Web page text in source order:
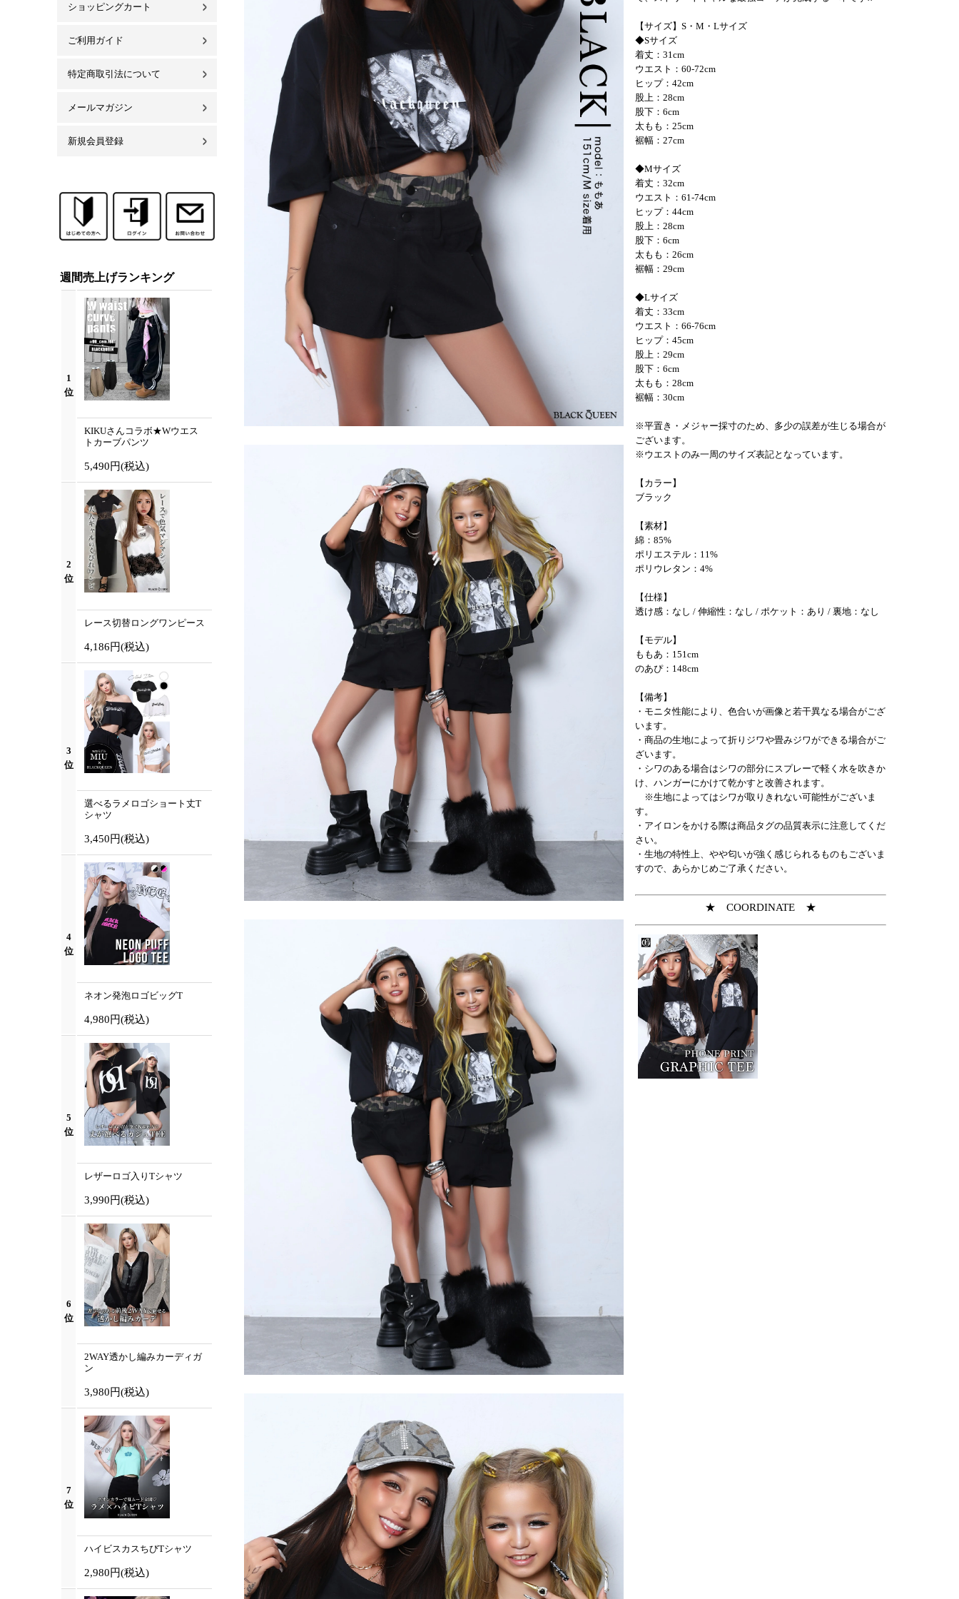
ショッピングカート
ご利用ガイド
特定商取引法について
メールマガジン
新規会員登録
週間売上げランキング
1
位
KIKUさんコラボ★Wウエス
トカーブパンツ
5,490円(税込)
2
位
レース切替ロングワンピース
4,186円(税込)
3
位
選べるラメロゴショート丈T
シャツ
3,450円(税込)
4
位
ネオン発泡ロゴビッグT
4,980円(税込)
5
位
レザーロゴ入りTシャツ
3,990円(税込)
6
位
2WAY透かし編みカーディガ
ン
3,980円(税込)
7
位
ハイビスカスちびTシャツ
2,980円(税込)
【サイズ】S・M・Lサイズ
◆Sサイズ
着丈：31cm
ウエスト：60-72cm
ヒップ：42cm
股上：28cm
股下：6cm
太もも：25cm
裾幅：27cm
◆Mサイズ
着丈：32cm
ウエスト：61-74cm
ヒップ：44cm
股上：28cm
股下：6cm
太もも：26cm
裾幅：29cm
◆Lサイズ
着丈：33cm
ウエスト：66-76cm
ヒップ：45cm
股上：29cm
股下：6cm
太もも：28cm
裾幅：30cm
※平置き・メジャー採寸のため、多少の誤差が生じる場合が
ございます。
※ウエストのみ一周のサイズ表記となっています。
【カラー】
ブラック
【素材】
綿：85%
ポリエステル：11%
ポリウレタン：4%
【仕様】
透け感：なし / 伸縮性：なし / ポケット：あり / 裏地：なし
【モデル】
ももあ：151cm
のあぴ：148cm
【備考】
・モニタ性能により、色合いが画像と若干異なる場合がござ
います。
・商品の生地によって折りジワや畳みジワができる場合がご
ざいます。
・シワのある場合はシワの部分にスプレーで軽く水を吹きか
け、ハンガーにかけて乾かすと改善されます。
※生地によってはシワが取りきれない可能性がございま
す。
・アイロンをかける際は商品タグの品質表示に注意してくだ
さい。
・生地の特性上、やや匂いが強く感じられるものもございま
すので、あらかじめご了承ください。
★ COORDINATE ★